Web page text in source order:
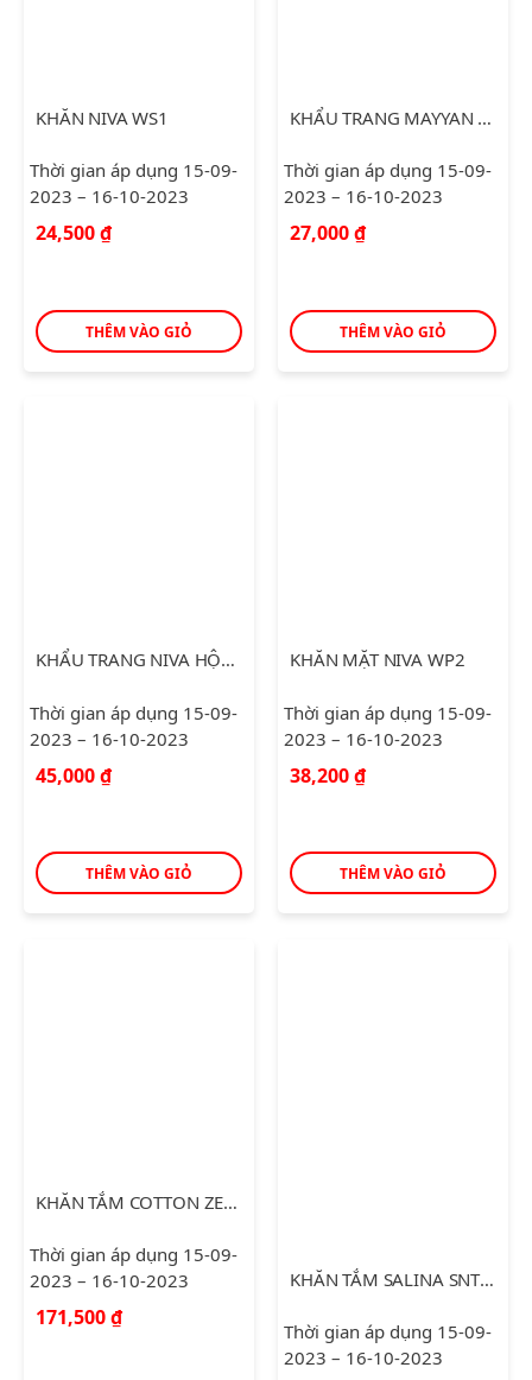
KHĂN NIVA WS1
Thời gian áp dụng 15-09-
2023 – 16-10-2023
24,500₫
THÊM VÀO GIỎ
KHẨU TRANG MAYYAN 3D MASK KIDS
Thời gian áp dụng 15-09-
2023 – 16-10-2023
27,000₫
THÊM VÀO GIỎ
KHẨU TRANG NIVA HỘP 50C
Thời gian áp dụng 15-09-
2023 – 16-10-2023
45,000₫
THÊM VÀO GIỎ
KHĂN MẶT NIVA WP2
Thời gian áp dụng 15-09-
2023 – 16-10-2023
38,200₫
THÊM VÀO GIỎ
KHĂN TẮM COTTON ZELDA (70*140)
Thời gian áp dụng 15-09-
2023 – 16-10-2023
171,500₫
KHĂN TẮM SALINA SNT003
Thời gian áp dụng 15-09-
2023 – 16-10-2023